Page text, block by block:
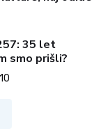
35 let
smo prišli?